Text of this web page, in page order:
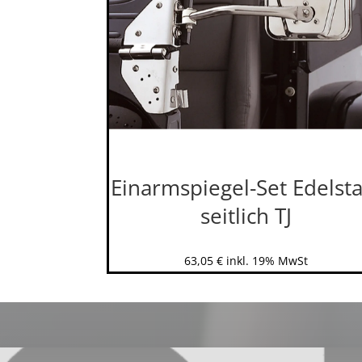
Einarmspiegel-Set
seitlich TJ
63,05 € inkl. 19% MwSt